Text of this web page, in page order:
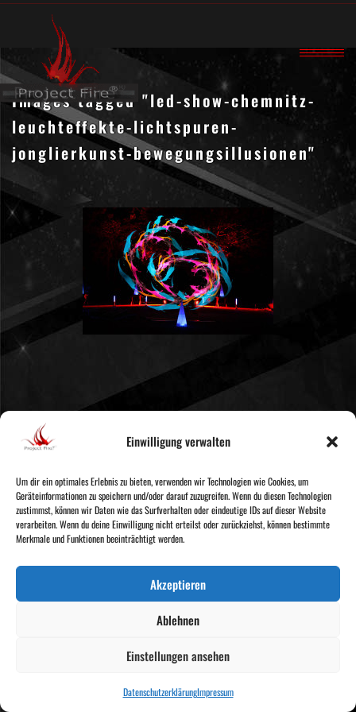
Einwilligung verwalten
Um dir ein optimales Erlebnis zu bieten, verwenden wir Technologien wie Cookies, um
Geräteinformationen zu speichern und/oder darauf zuzugreifen. Wenn du diesen Technologien
zustimmst, können wir Daten wie das Surfverhalten oder eindeutige IDs auf dieser Website
verarbeiten. Wenn du deine Einwilligung nicht erteilst oder zurückziehst, können bestimmte
Merkmale und Funktionen beeinträchtigt werden.
Akzeptieren
Ablehnen
Einstellungen ansehen
DatenschutzerklärungImpressum
Images tagged "led-show-chemnitz-
leuchteffekte-lichtspuren-
jonglierkunst-bewegungsillusionen"
KONTAKT
INFO-PDF
MEDIA
SITEMAP
KONTAKT
AGB
IMPRESSUM
DATENSCHUTZ
KONTAKT